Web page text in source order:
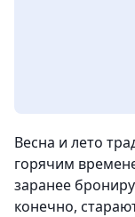
Весна и лето
горячим
заранее
конечно,